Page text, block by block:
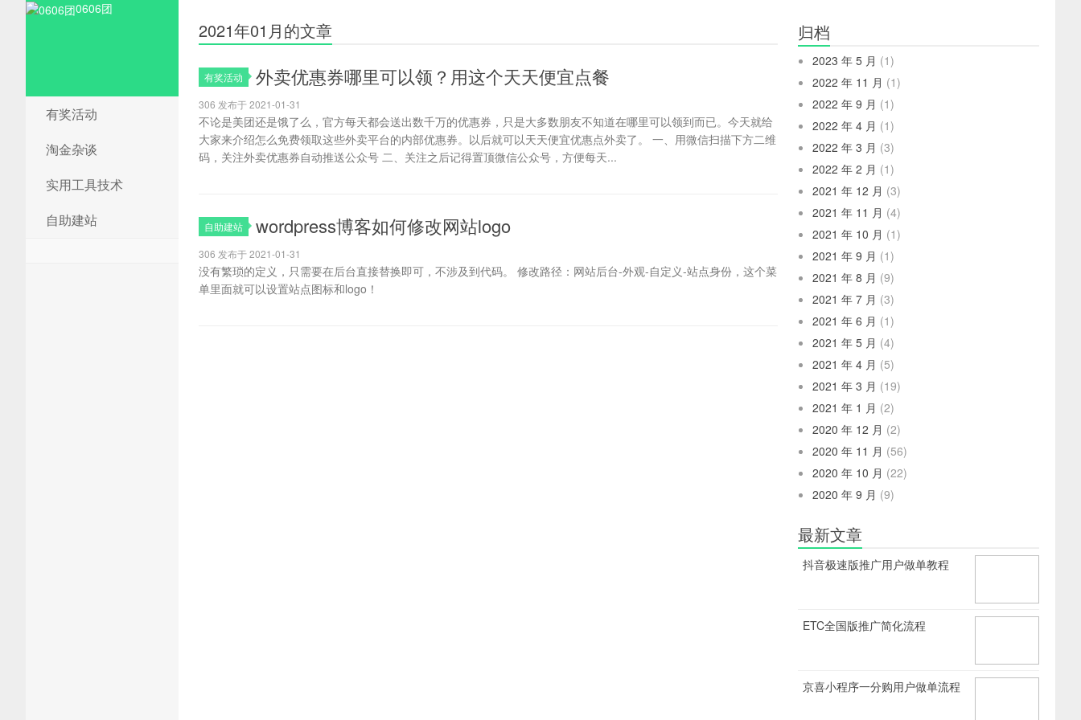
0606团
有奖活动
淘金杂谈
实用工具技术
自助建站
2021年01月的文章
有奖活动 外卖优惠券哪里可以领？用这个天天便宜点餐
306 发布于 2021-01-31
不论是美团还是饿了么，官方每天都会送出数千万的优惠券，只是大多数朋友不知道在哪里可以领到而已。今天就给
大家来介绍怎么免费领取这些外卖平台的内部优惠券。以后就可以天天便宜优惠点外卖了。 一、用微信扫描下方二维
码，关注外卖优惠券自动推送公众号 二、关注之后记得置顶微信公众号，方便每天...
自助建站 wordpress博客如何修改网站logo
306 发布于 2021-01-31
没有繁琐的定义，只需要在后台直接替换即可，不涉及到代码。 修改路径：网站后台-外观-自定义-站点身份，这个菜
单里面就可以设置站点图标和logo！
归档
2023 年 5 月 (1)
2022 年 11 月 (1)
2022 年 9 月 (1)
2022 年 4 月 (1)
2022 年 3 月 (3)
2022 年 2 月 (1)
2021 年 12 月 (3)
2021 年 11 月 (4)
2021 年 10 月 (1)
2021 年 9 月 (1)
2021 年 8 月 (9)
2021 年 7 月 (3)
2021 年 6 月 (1)
2021 年 5 月 (4)
2021 年 4 月 (5)
2021 年 3 月 (19)
2021 年 1 月 (2)
2020 年 12 月 (2)
2020 年 11 月 (56)
2020 年 10 月 (22)
2020 年 9 月 (9)
最新文章
抖音极速版推广用户做单教程
ETC全国版推广简化流程
京喜小程序一分购用户做单流程